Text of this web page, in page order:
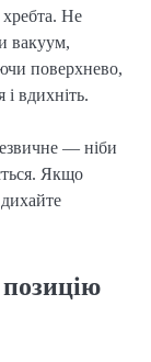
хребта. Не
вакуум,
поверхнево,
і вдихніть.
— ніби
Якщо